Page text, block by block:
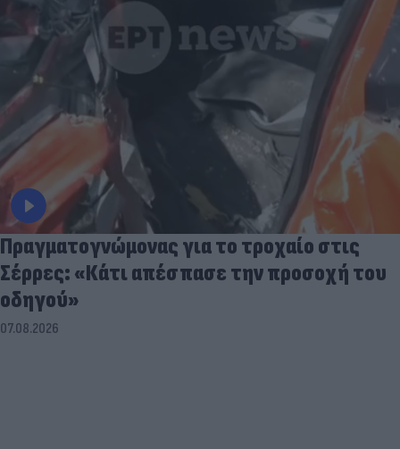
Πραγματογνώμονας για το τροχαίο στις
Σέρρες: «Κάτι απέσπασε την προσοχή του
οδηγού»
07.08.2026